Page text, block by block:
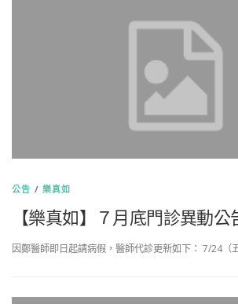
公告 /樂真如
【樂真如】７月底門診異動公
因鄭醫師即日起請病假，醫師代診更新如下： 7/24（